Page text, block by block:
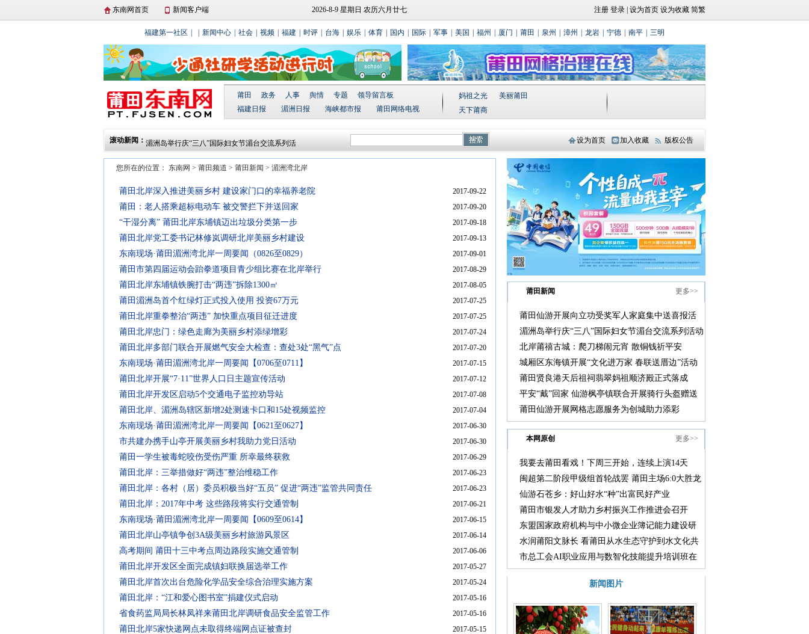
东南网首页 新闻客户端 2026-8-9 星期日 农历六月廿七 注册 登录 设为首页 设为收藏 简繁
福建第一社区 新闻中心 社会 视频 福建 时评 台海 娱乐 体育 国内 国际 军事 美国 福州 厦门 莆田 泉州 漳州 龙岩 宁德 南平 三明
莆田 政务 人事 舆情 专题
领导留言板
福建日报
湄洲日报 海峡都市报 莆田网络电视
妈祖之光
美丽莆田
天下莆商
滚动新闻： 动
湄洲岛举行庆“三八”国际妇女节湄台交流系列活
动
北岸莆禧古城：爬刀梯闹元宵 散铜钱祈平安
城厢区东海镇开展“文化进万家 春联送厝边”活动
莆田贤良港天后祖祠翡翠妈祖顺济殿正式落成
版权公告
加入收藏
设为首页
您所在的位置： 东南网 > 莆田频道 > 莆田新闻 > 湄洲湾北岸
2017-09-22
莆田北岸深入推进美丽乡村 建设家门口的幸福养老院
2017-09-20
莆田：老人搭乘超标电动车 被交警拦下并送回家
2017-09-18
“干湿分离” 莆田北岸东埔镇迈出垃圾分类第一步
2017-09-13
莆田北岸党工委书记林修岚调研北岸美丽乡村建设
2017-09-01
东南现场·莆田湄洲湾北岸一周要闻（0826至0829）
2017-08-29
莆田市第四届运动会跆拳道项目青少组比赛在北岸举行
2017-08-05
莆田北岸东埔镇铁腕打击“两违”拆除1300㎡
2017-07-25
莆田湄洲岛首个红绿灯正式投入使用 投资67万元
2017-07-25
莆田北岸重拳整治“两违” 加快重点项目征迁进度
2017-07-24
莆田北岸忠门：绿色走廊为美丽乡村添绿增彩
2017-07-20
莆田北岸多部门联合开展燃气安全大检查：查处3处“黑气”点
2017-07-15
东南现场·莆田湄洲湾北岸一周要闻【0706至0711】
2017-07-12
莆田北岸开展“7·11”世界人口日主题宣传活动
2017-07-08
莆田北岸开发区启动5个交通电子监控劝导站
2017-07-04
莆田北岸、湄洲岛辖区新增2处测速卡口和15处视频监控
2017-06-30
东南现场·莆田湄洲湾北岸一周要闻【0621至0627】
2017-06-30
市共建办携手山亭开展美丽乡村我助力党日活动
2017-06-29
莆田一学生被毒蛇咬伤受伤严重 所幸最终获救
2017-06-23
莆田北岸：三举措做好“两违”整治维稳工作
2017-06-23
莆田北岸：各村（居）委员积极当好“五员” 促进“两违”监管共同责任
2017-06-21
莆田北岸：2017年中考 这些路段将实行交通管制
2017-06-15
东南现场·莆田湄洲湾北岸一周要闻【0609至0614】
2017-06-14
莆田北岸山亭镇争创3A级美丽乡村旅游风景区
2017-06-06
高考期间 莆田十三中考点周边路段实施交通管制
2017-05-27
莆田北岸开发区全面完成镇妇联换届选举工作
2017-05-24
莆田北岸首次出台危险化学品安全综合治理实施方案
2017-05-16
莆田北岸：“江和爱心图书室”捐建仪式启动
2017-05-16
省食药监局局长林凤祥来莆田北岸调研食品安全监管工作
2017-05-15
莆田北岸5家快递网点未取得终端网点证被查封
更多>>
莆田新闻
莆田仙游开展向立功受奖军人家庭集中送喜报活
动
湄洲岛举行庆“三八”国际妇女节湄台交流系列活动
北岸莆禧古城：爬刀梯闹元宵 散铜钱祈平安
城厢区东海镇开展“文化进万家 春联送厝边”活动
莆田贤良港天后祖祠翡翠妈祖顺济殿正式落成
平安“戴”回家 仙游枫亭镇联合开展骑行头盔赠送
活动
莆田仙游开展网格志愿服务为创城助力添彩
更多>>
本网原创
我要去莆田看戏！下周三开始，连续上演14天
闽超第二阶段甲级组首轮战罢 莆田主场6:0大胜龙
岩
仙游石苍乡：好山好水“种”出富民好产业
莆田市银发人才助力乡村振兴工作推进会召开
东盟国家政府机构与中小微企业簿记能力建设研
修班走进木兰溪治理展示馆
水润莆阳文脉长 看莆田从水生态守护到水文化共
兴的融合实践
市总工会AI职业应用与数智化技能提升培训班在
新闻图片